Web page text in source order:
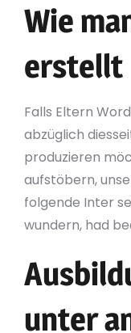
Wie
erstellt
Falls Eltern
abzüglich
produzieren
aufstöbern,
folgende Inter
wundern, had
unter